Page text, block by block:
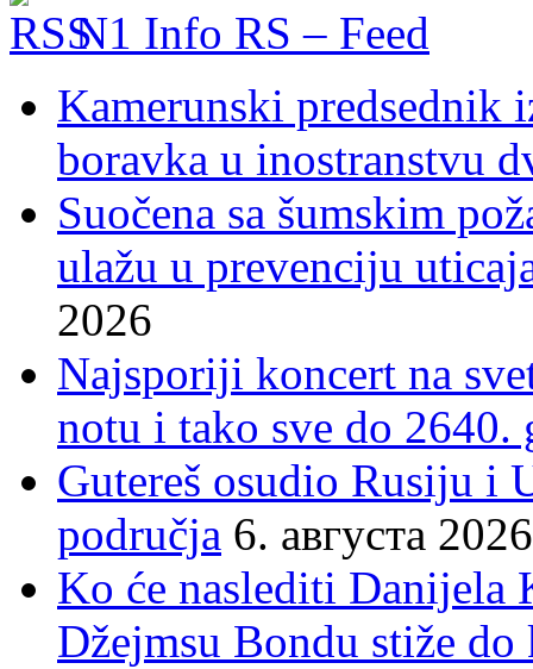
N1 Info RS – Feed
Kamerunski predsednik
boravka u inostranstvu
Suočena sa šumskim
ulažu u prevenciju
2026
Najsporiji koncert na
notu i tako sve do 2640.
Gutereš osudio Rusiju i
područja 6. августа 2026
Ko će naslediti Danijela
Džejmsu Bondu stiže do